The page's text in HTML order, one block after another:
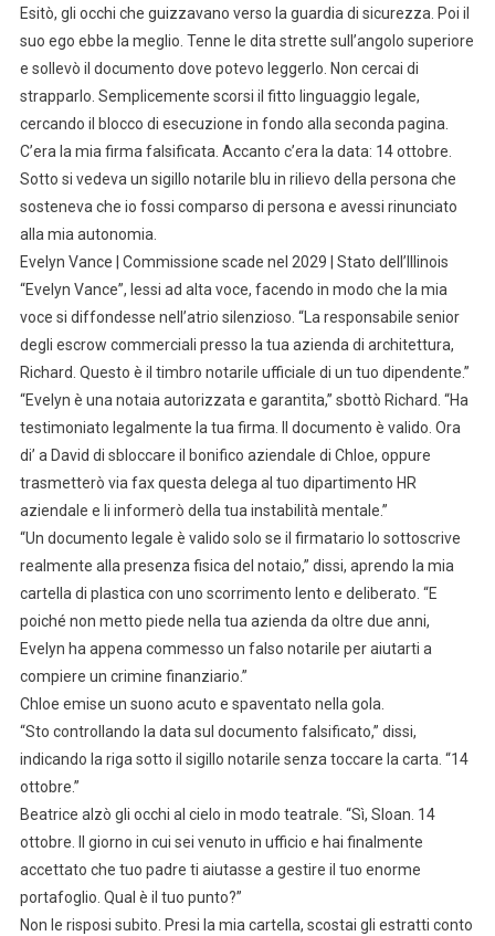
Esitò, gli occhi che guizzavano verso la guardia di sicurezza. Poi il
suo ego ebbe la meglio. Tenne le dita strette sull’angolo superiore
e sollevò il documento dove potevo leggerlo. Non cercai di
strapparlo. Semplicemente scorsi il fitto linguaggio legale,
cercando il blocco di esecuzione in fondo alla seconda pagina.
C’era la mia firma falsificata. Accanto c’era la data: 14 ottobre.
Sotto si vedeva un sigillo notarile blu in rilievo della persona che
sosteneva che io fossi comparso di persona e avessi rinunciato
alla mia autonomia.
Evelyn Vance | Commissione scade nel 2029 | Stato dell’Illinois
“Evelyn Vance”, lessi ad alta voce, facendo in modo che la mia
voce si diffondesse nell’atrio silenzioso. “La responsabile senior
degli escrow commerciali presso la tua azienda di architettura,
Richard. Questo è il timbro notarile ufficiale di un tuo dipendente.”
“Evelyn è una notaia autorizzata e garantita,” sbottò Richard. “Ha
testimoniato legalmente la tua firma. Il documento è valido. Ora
di’ a David di sbloccare il bonifico aziendale di Chloe, oppure
trasmetterò via fax questa delega al tuo dipartimento HR
aziendale e li informerò della tua instabilità mentale.”
“Un documento legale è valido solo se il firmatario lo sottoscrive
realmente alla presenza fisica del notaio,” dissi, aprendo la mia
cartella di plastica con uno scorrimento lento e deliberato. “E
poiché non metto piede nella tua azienda da oltre due anni,
Evelyn ha appena commesso un falso notarile per aiutarti a
compiere un crimine finanziario.”
Chloe emise un suono acuto e spaventato nella gola.
“Sto controllando la data sul documento falsificato,” dissi,
indicando la riga sotto il sigillo notarile senza toccare la carta. “14
ottobre.”
Beatrice alzò gli occhi al cielo in modo teatrale. “Sì, Sloan. 14
ottobre. Il giorno in cui sei venuto in ufficio e hai finalmente
accettato che tuo padre ti aiutasse a gestire il tuo enorme
portafoglio. Qual è il tuo punto?”
Non le risposi subito. Presi la mia cartella, scostai gli estratti conto